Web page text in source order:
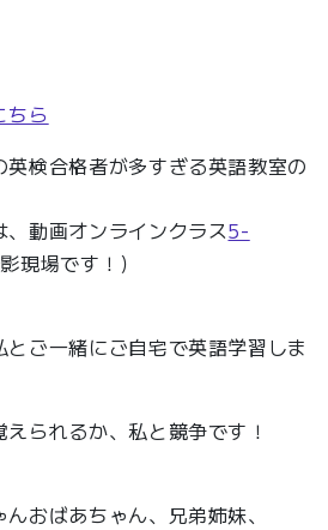
ちら
検合格者が多すぎる英語教室の
、動画オンラインクラス5-
現場です！）
ご一緒にご自宅で英語学習しま
られるか、私と競争です！
おばあちゃん、兄弟姉妹、